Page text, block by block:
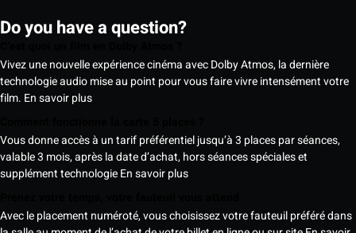
Do you have a question?
Vivez une nouvelle expérience cinéma avec Dolby Atmos, la dernière
technologie audio mise au point pour vous faire vivre intensément votre
film. En savoir plus
Vous donne accès à un tarif préférentiel jusqu’à 3 places par séances,
valable 3 mois, après la date d’achat, hors séances spéciales et
supplément technologieEn savoir plus
Avec le placement numéroté, vous choisissez votre fauteuil préféré dans